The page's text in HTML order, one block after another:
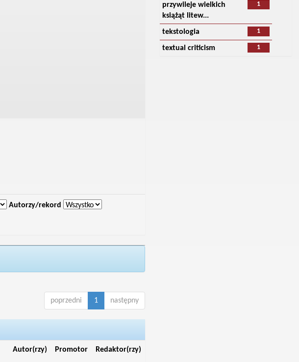
Autorzy/rekord
poprzedni 1 następny
Autor(rzy) Promotor Redaktor(rzy)
1
przywileje wielkich
książąt litew...
1
tekstologia
1
textual criticism